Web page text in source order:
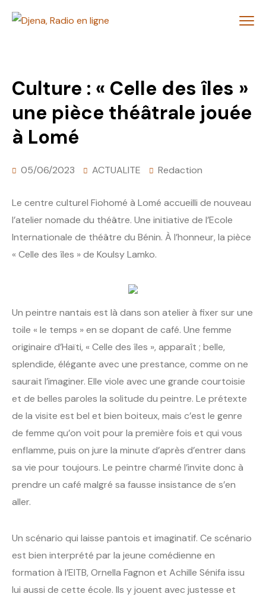
Culture : « Celle des îles »
une pièce théâtrale jouée
à Lomé
05/06/2023 ACTUALITE Redaction
Le centre culturel Fiohomé à Lomé accueilli de nouveau
l’atelier nomade du théâtre. Une initiative de l’Ecole
Internationale de théâtre du Bénin. À l’honneur, la pièce
« Celle des îles » de Koulsy Lamko.
Un peintre nantais est là dans son atelier à fixer sur une
toile « le temps » en se dopant de café. Une femme
originaire d’Haïti, « Celle des îles », apparaît ; belle,
splendide, élégante avec une prestance, comme on ne
saurait l’imaginer. Elle viole avec une grande courtoisie
et de belles paroles la solitude du peintre. Le prétexte
de la visite est bel et bien boiteux, mais c’est le genre
de femme qu’on voit pour la première fois et qui vous
enflamme, puis on jure la minute d’après d’entrer dans
sa vie pour toujours. Le peintre charmé l’invite donc à
prendre un café malgré sa fausse insistance de s’en
aller.
Un scénario qui laisse pantois et imaginatif. Ce scénario
est bien interprété par la jeune comédienne en
formation à l’EITB, Ornella Fagnon et Achille Sénifa issu
lui aussi de cette école. Ils y jouent avec justesse et